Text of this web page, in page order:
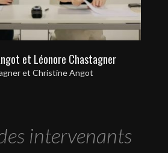
et Léonore Chastagner
et Christine Angot
intervenants